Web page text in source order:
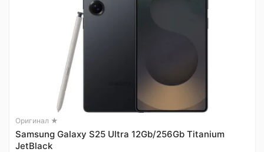
Оригинал ★
Samsung Galaxy S25 Ultra 12Gb/256Gb Titanium
JetBlack